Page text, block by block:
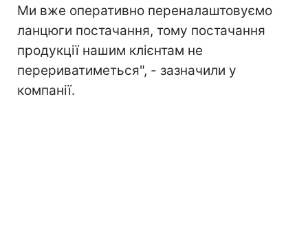
Ми вже оперативно переналаштовуємо
ланцюги постачання, тому постачання
продукції нашим клієнтам не
перериватиметься", - зазначили у
компанії.